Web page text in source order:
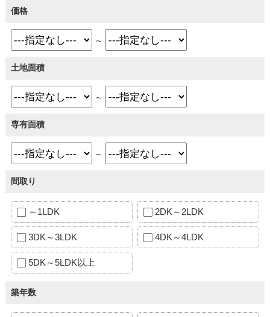
価格
～
土地面積
～
専有面積
～
間取り
～1LDK 2DK～2LDK
3DK～3LDK 4DK～4LDK
5DK～5LDK以上
築年数